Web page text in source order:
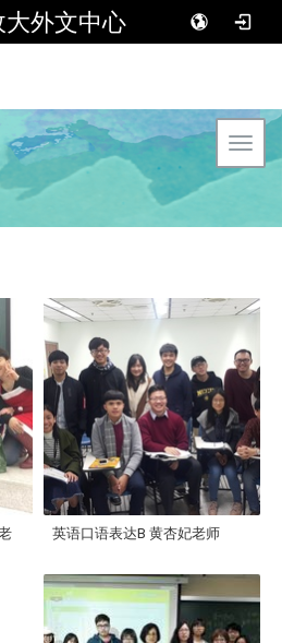
大外文中心
英语口语表达B 黄杏妃老师